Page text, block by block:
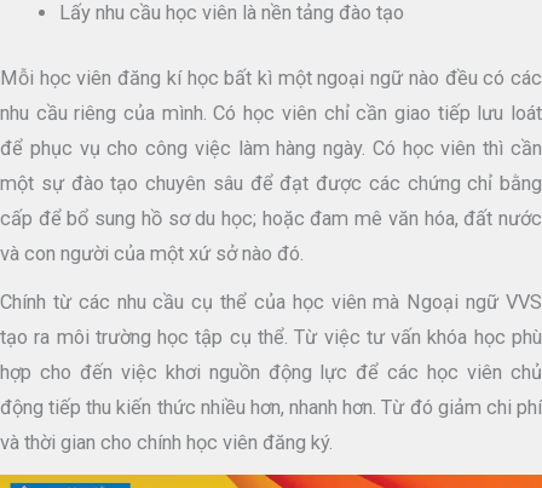
Lấy nhu cầu học viên là nền tảng đào tạo
Mỗi học viên đăng kí học bất kì một ngoại ngữ nào đều có các
nhu cầu riêng của mình. Có học viên chỉ cần giao tiếp lưu loát
để phục vụ cho công việc làm hàng ngày. Có học viên thì cần
một sự đào tạo chuyên sâu để đạt được các chứng chỉ bằng
cấp để bổ sung hồ sơ du học; hoặc đam mê văn hóa, đất nước
và con người của một xứ sở nào đó.
Chính từ các nhu cầu cụ thể của học viên mà Ngoại ngữ VVS
tạo ra môi trường học tập cụ thể. Từ việc tư vấn khóa học phù
hợp cho đến việc khơi nguồn động lực để các học viên chủ
động tiếp thu kiến thức nhiều hơn, nhanh hơn. Từ đó giảm chi phí
và thời gian cho chính học viên đăng ký.